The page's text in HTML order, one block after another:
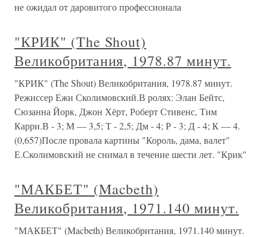
не ожидал от даровитого профессионала
"КРИК" (The Shout)
Великобритания, 1978.87 минут.
"КРИК" (The Shout) Великобритания, 1978.87 минут.
Режиссер Ежи Сколимовский.В ролях: Элан Бейтс,
Сюзанна Йорк, Джон Хёрт, Роберт Стивенс, Тим
Карри.В - 3; М — 3,5; Т - 2,5; Дм - 4; Р - 3; Д - 4; К — 4.
(0,657)После провала картины "Король, дама, валет"
Е.Сколимовский не снимал в течение шести лет. "Крик"
"МАКБЕТ" (Macbeth)
Великобритания, 1971.140 минут.
"МАКБЕТ" (Macbeth) Великобритания, 1971.140 минут.